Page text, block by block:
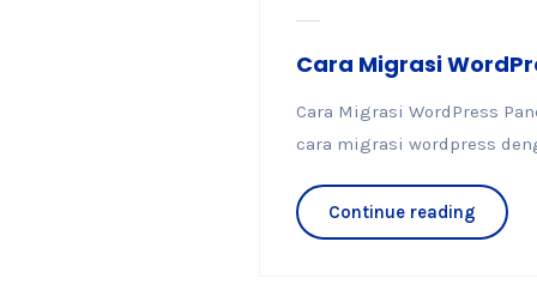
Cara Migrasi
Cara Migrasi WordPress
cara migrasi wordpress
Continue reading